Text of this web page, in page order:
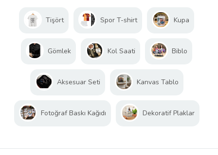
Tişört Spor T-shirt Kupa
Gömlek Kol Saati Biblo
Aksesuar Seti Kanvas Tablo
Fotoğraf Baskı Kağıdı Dekoratif Plaklar